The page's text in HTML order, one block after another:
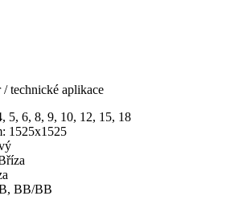
technické aplikace
5, 6, 8, 9, 10, 12, 15, 18
1525x1525
BB/BB